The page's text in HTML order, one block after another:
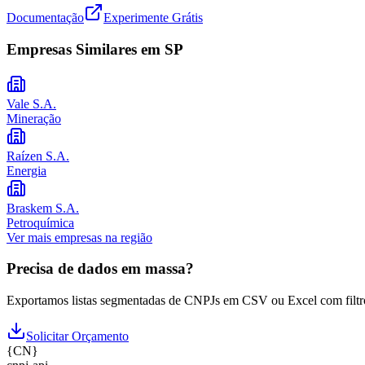
Documentação Experimente Grátis
Empresas Similares em SP
Vale S.A.
Mineração
Raízen S.A.
Energia
Braskem S.A.
Petroquímica
Ver mais empresas na região
Precisa de dados em massa?
Exportamos listas segmentadas de CNPJs em CSV ou Excel com
Solicitar Orçamento
{CN}